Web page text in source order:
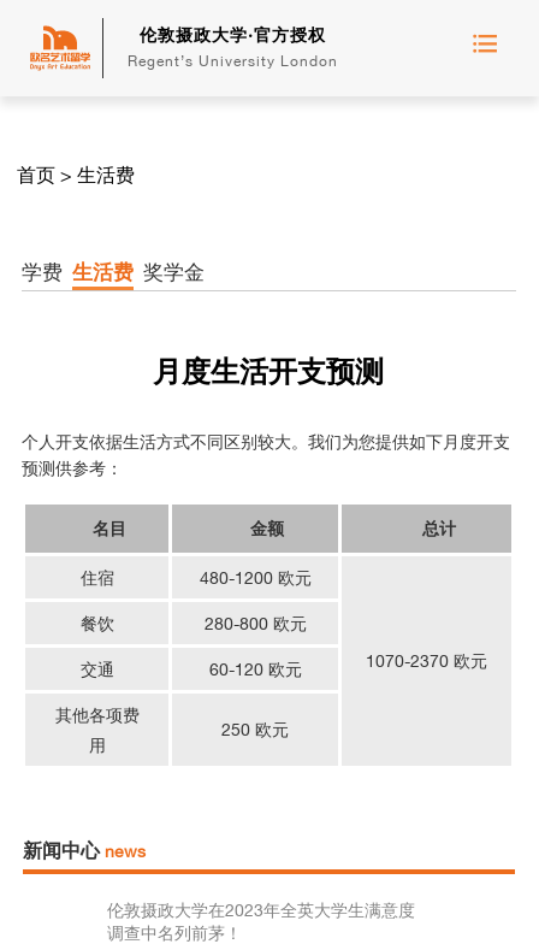
伦敦摄政大学·官方授权
Regent’s University London
首页 > 生活费
学费 生活费 奖学金
月度生活开支预测
个人开支依据生活方式不同区别较大。我们为您提供如下月度开支
预测供参考：
名目 金额 总计
住宿 480-1200 欧元
1070-2370 欧元
餐饮 280-800 欧元
交通 60-120 欧元
其他各项费
用
250 欧元
新闻中心news
伦敦摄政大学在2023年全英大学生满意度
调查中名列前茅！